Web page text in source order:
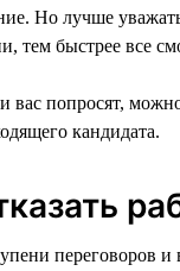
Но лучше
тем быстрее все
попросят,
кандидата.
переговоров